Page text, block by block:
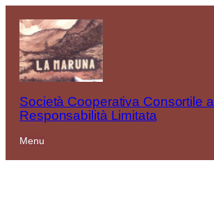
contenuto
Società Cooperativa Consortile a
Responsabilità Limitata
Menu